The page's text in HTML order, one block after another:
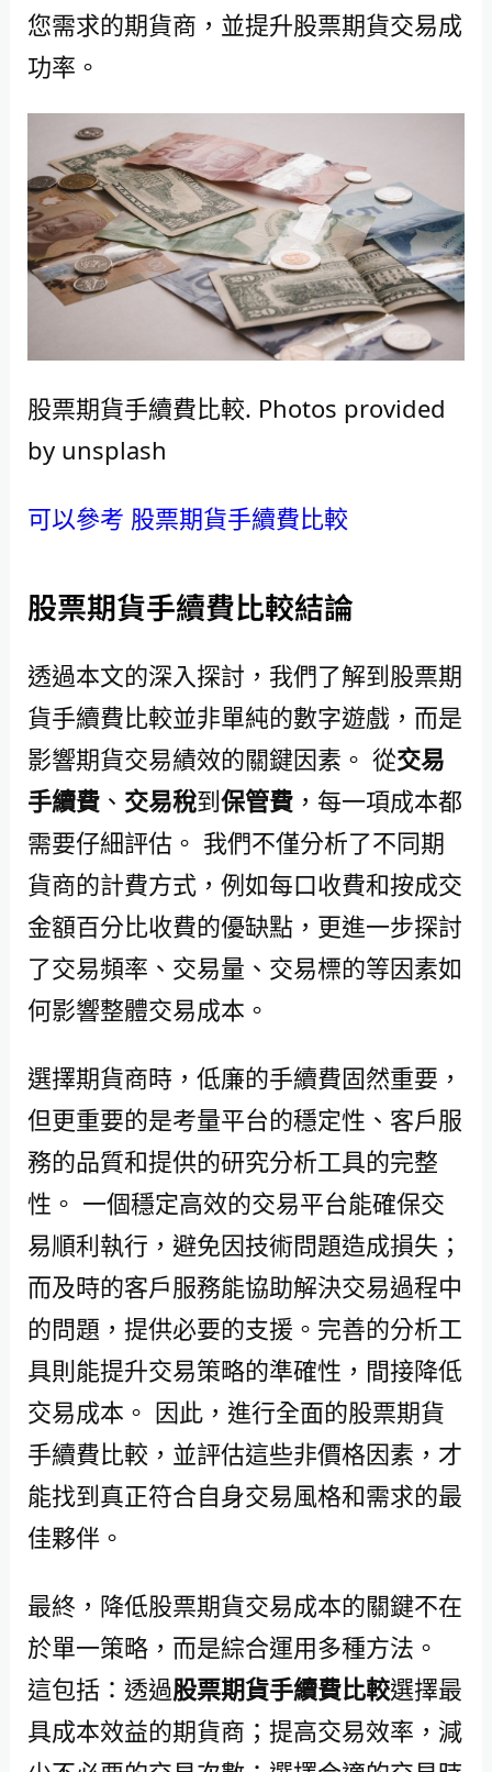
您需求的期貨商，並提升股票期貨交易成
功率。
股票期貨手續費比較. Photos provided
by unsplash
可以參考 股票期貨手續費比較
股票期貨手續費比較結論
透過本文的深入探討，我們了解到股票期
貨手續費比較並非單純的數字遊戲，而是
影響期貨交易績效的關鍵因素。 從交易
手續費、 交易稅到保管費，每一項成本都
需要仔細評估。 我們不僅分析了不同期
貨商的計費方式，例如每口收費和按成交
金額百分比收費的優缺點，更進一步探討
了交易頻率、交易量、交易標的等因素如
何影響整體交易成本。
選擇期貨商時，低廉的手續費固然重要，
但更重要的是考量平台的穩定性、客戶服
務的品質和提供的研究分析工具的完整
性。 一個穩定高效的交易平台能確保交
易順利執行，避免因技術問題造成損失；
而及時的客戶服務能協助解決交易過程中
的問題，提供必要的支援。完善的分析工
具則能提升交易策略的準確性，間接降低
交易成本。 因此，進行全面的股票期貨
手續費比較，並評估這些非價格因素，才
能找到真正符合自身交易風格和需求的最
佳夥伴。
最終，降低股票期貨交易成本的關鍵不在
於單一策略，而是綜合運用多種方法。
這包括：透過股票期貨手續費比較選擇最
具成本效益的期貨商；提高交易效率，減